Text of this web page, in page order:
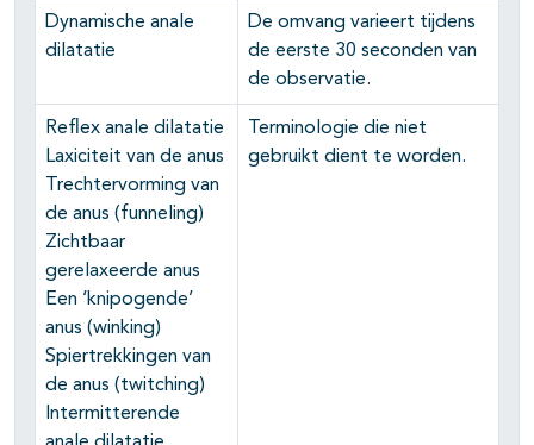
Dynamische anale
dilatatie
De omvang varieert tijdens
de eerste 30 seconden van
de observatie.
Reflex anale dilatatie
Laxiciteit van de anus
Trechtervorming van
de anus (funneling)
Zichtbaar
gerelaxeerde anus
Een ‘knipogende’
anus (winking)
Spiertrekkingen van
de anus (twitching)
Intermitterende
Terminologie die niet
gebruikt dient te worden.